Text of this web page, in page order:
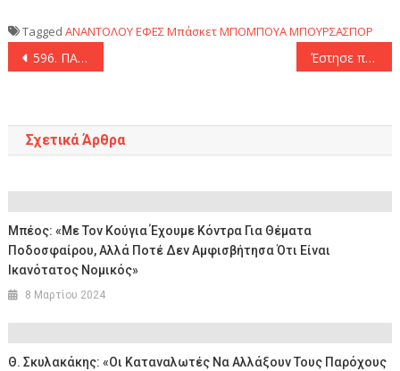
Tagged ΑΝΑΝΤΟΛΟΥ ΕΦΕΣΜπάσκετΜΠΟΜΠΟΥΑΜΠΟΥΡΣΑΣΠΟΡ
Πλοήγηση
596. ΠΑΟΚ – ΑΡΗΣ: G-G (1,92) Έστησε πάρτι με «τεσσάρα» η Τότεναμ στο «Βίλα Παρκ» και μπήκε δυνατά στο κυνήγι του Champions League (0-4)
Σχετικά Άρθρα
Μπέος: «Με Τον Κούγια Έχουμε Κόντρα Για Θέματα
Ποδοσφαίρου, Αλλά Ποτέ Δεν Αμφισβήτησα Ότι Είναι
Ικανότατος Νομικός»
8 Μαρτίου 2024
Θ. Σκυλακάκης: «Οι Καταναλωτές Να Αλλάξουν Τους Παρόχους